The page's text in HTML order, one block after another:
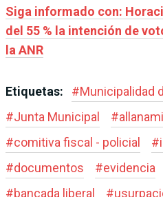
Siga informado con:
del 55 % la intención de
la ANR
Etiquetas: #Municipalidad
#Junta Municipal #
#comitiva fiscal - policial #
#documentos #evidencia
#bancada liberal #